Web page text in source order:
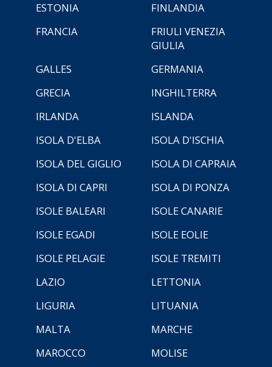
ESTONIA
FINLANDIA
FRANCIA
FRIULI VENEZIA
GIULIA
GALLES
GERMANIA
GRECIA
INGHILTERRA
IRLANDA
ISLANDA
ISOLA D'ELBA
ISOLA D'ISCHIA
ISOLA DEL GIGLIO
ISOLA DI CAPRAIA
ISOLA DI CAPRI
ISOLA DI PONZA
ISOLE BALEARI
ISOLE CANARIE
ISOLE EGADI
ISOLE EOLIE
ISOLE PELAGIE
ISOLE TREMITI
LAZIO
LETTONIA
LIGURIA
LITUANIA
MALTA
MARCHE
MAROCCO
MOLISE